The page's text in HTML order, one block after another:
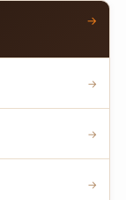
→
→
→
→